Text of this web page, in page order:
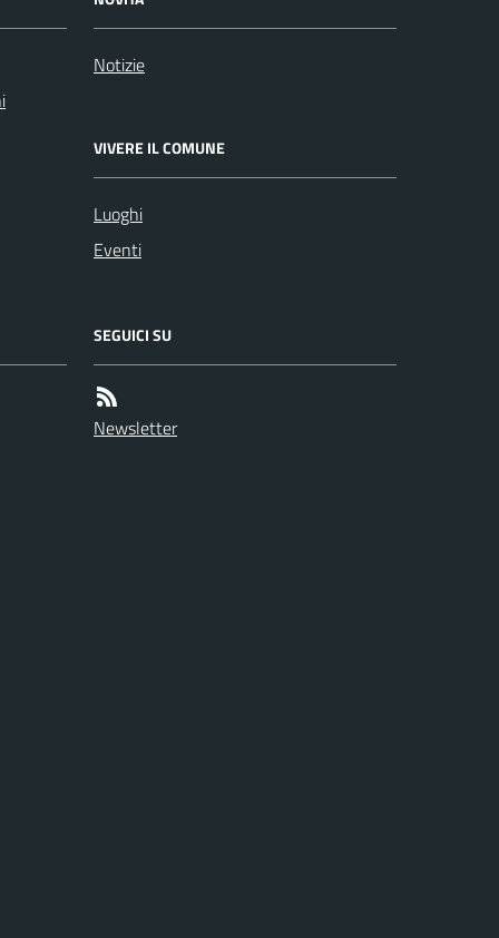
Notizie
VIVERE IL COMUNE
Luoghi
Eventi
SEGUICI SU
Newsletter